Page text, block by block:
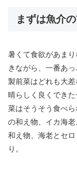
まずは魚介
暑くて食欲があま
きながら、一番あ
製前菜はどれも大
晴らしく良くでき
菜はそうそう食べ
の和え物、イカ海
和え物、海老とセ
り。